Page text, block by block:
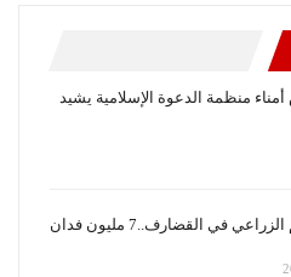
منظمة الدعوة الإسلامية يشيد
نجاح الموسم الزراعي في القضارف..7 مليون فدان